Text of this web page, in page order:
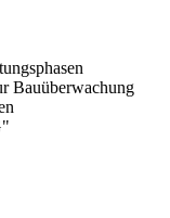
Bauüberwachung